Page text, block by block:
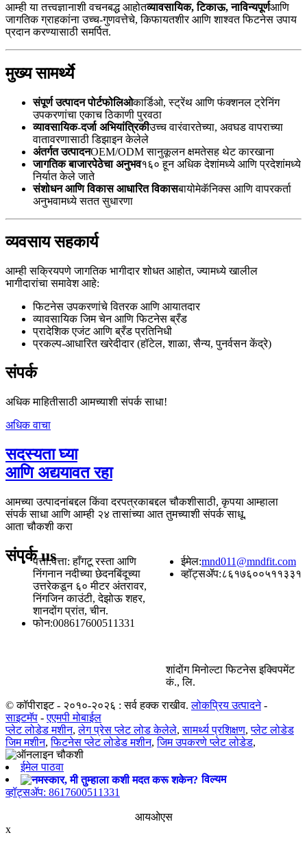
आम्ही या तत्त्वज्ञानाशी वचनबद्ध आहोतव्यावसायिक, टिकाऊ, नाविन्यपूर्णआणि
जागतिक ग्राहकांना उच्च-गुणवत्तेचे, किफायतशीर आणि शाश्वत फिटनेस उपाय
प्रदान करण्यासाठी समर्पित.
मुख्य सामर्थ्ये
संपूर्ण उत्पादन पोर्टफोलिओकार्डिओ, स्ट्रेंथ आणि फंक्शनल ट्रेनिंग
उपकरणांचा एकाच ठिकाणी पुरवठा
व्यावसायिक-दर्जा अभियांत्रिकीउच्च वारंवारतेच्या, अवघड वापराच्या
वातावरणासाठी डिझाइन केलेले
अंतर्गत उत्पादनOEM/ODM सानुकूलन क्षमतेसह थेट कारखाना
जागतिक बाजारपेठेचा अनुभव१६० हून अधिक देशांमध्ये आणि प्रदेशांमध्ये
निर्यात केले जाते
संशोधन आणि विकास आधारित विकासबायोमेकॅनिक्स आणि वापरकर्ता
अनुभवामध्ये सतत सुधारणा
व्यवसाय सहकार्य
आम्ही सक्रियपणे जागतिक भागीदार शोधत आहोत, ज्यामध्ये खालील
भागीदारांचा समावेश आहे:
फिटनेस उपकरणांचे वितरक आणि आयातदार
व्यावसायिक जिम चेन आणि फिटनेस ब्रँड
प्रादेशिक एजंट आणि ब्रँड प्रतिनिधी
प्रकल्प-आधारित खरेदीदार (हॉटेल, शाळा, सैन्य, पुनर्वसन केंद्रे)
संपर्क
अधिक माहितीसाठी आमच्याशी संपर्क साधा!
अधिक वाचा
सदस्यता घ्या
आणि अद्ययावत रहा
आमच्या उत्पादनांबद्दल किंवा दरपत्रकाबद्दल चौकशीसाठी, कृपया आम्हाला
संपर्क साधा आणि आम्ही २४ तासांच्या आत तुमच्याशी संपर्क साधू.
आता चौकशी करा
संपर्कus
पत्ता:पत्ता: हाँगटू रस्ता आणि
निंगनान नदीच्या छेदनबिंदूच्या
उत्तरेकडून ६० मीटर अंतरावर,
निंगजिन काउंटी, देझोऊ शहर,
शानदोंग प्रांत, चीन.
फोन:008617600511331
ईमेल:mnd011@mndfit.com
व्हॉट्सॲप:८६१७६००५११३३१
शांदोंग मिनोल्टा फिटनेस इक्विपमेंट
कं., लि.
© कॉपीराइट - २०१०-२०२६ : सर्व हक्क राखीव. लोकप्रिय उत्पादने-
साइटमॅप -एएमपी मोबाईल
प्लेट लोडेड मशीन,लेग प्रेस प्लेट लोड केलेले,सामर्थ्य प्रशिक्षण,प्लेट लोडेड
जिम मशीन,फिटनेस प्लेट लोडेड मशीन,जिम उपकरणे प्लेट लोडेड,
ईमेल पाठवा
विल्यम
व्हॉट्सॲप: 8617600511331
आयओएस
x